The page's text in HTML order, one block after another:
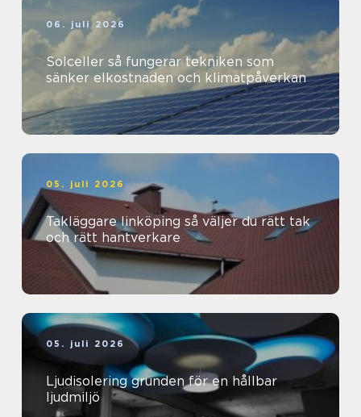
06. juli 2026
Solceller så fungerar tekniken som
sänker elkostnaden och klimatpåverkan
05. juli 2026
Takläggare linköping så väljer du rätt tak
och rätt hantverkare
05. juli 2026
Ljudisolering grunden för en hållbar
ljudmiljö